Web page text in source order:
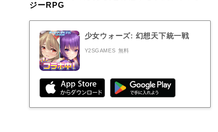
ジーRPG
少女ウォーズ: 幻想天下統一戦
Y2SGAMES 無料